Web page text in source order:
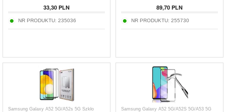
33,30 PLN
NR PRODUKTU: 235036
89,70 PLN
NR PRODUKTU: 255730
Samsung Galaxy A52 5G/A52s 5G Szkło
Samsung Galaxy A52 5G/A52S 5G/A53 5G